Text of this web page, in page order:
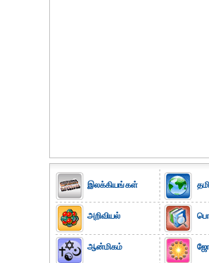
இலக்கியங்கள்
அறிவியல்
ஆன்மிகம்